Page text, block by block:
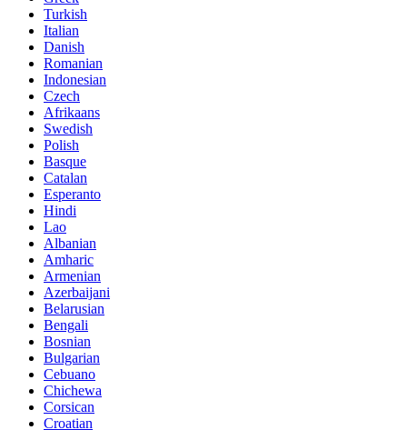
Turkish
Italian
Danish
Romanian
Indonesian
Czech
Afrikaans
Swedish
Polish
Basque
Catalan
Esperanto
Hindi
Lao
Albanian
Amharic
Armenian
Azerbaijani
Belarusian
Bengali
Bosnian
Bulgarian
Cebuano
Chichewa
Corsican
Croatian